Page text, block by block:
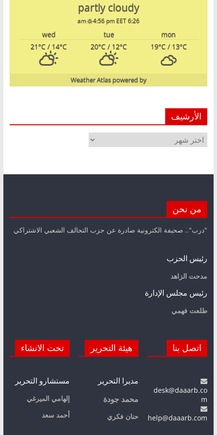
partly cloudy
6:26 am
4:56 pm EET
mon
tue
wed
19°C/ 13°C
20°C / 12°C
21°C / 14°C
powered by
Weather Atlas
الأرشيف
الأرشيف
من نحن
"درب".. صحيفة الكترونية صادرة عن حزب التحالف الشعبي الاشتراكي
رئيس الحزب
مدحت الزاهد
رئيس مجلس الإدارة
طلعت فهمي
اتصل بنا
desk@daaarb.co
m
help@daaarb.com
هيئة التحرير
مديرا التحرير
محمد جودة
حنان فكري
تحت الانشاء
مستشارو التحرير
إلهامي الميرغي
أحمد سعد